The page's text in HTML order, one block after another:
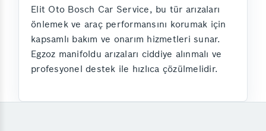
Elit Oto Bosch Car Service, bu tür arızaları
önlemek ve araç performansını korumak için
kapsamlı bakım ve onarım hizmetleri sunar.
Egzoz manifoldu arızaları ciddiye alınmalı ve
profesyonel destek ile hızlıca çözülmelidir.